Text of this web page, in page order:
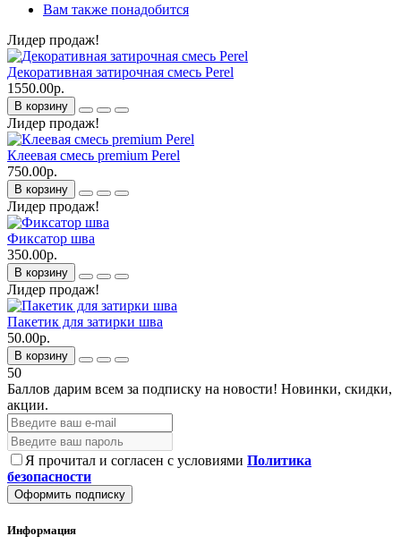
Вам также понадобится
Лидер продаж!
Декоративная затирочная смесь Perel
1550.00р.
В корзину
Лидер продаж!
Клеевая смесь premium Perel
750.00р.
В корзину
Лидер продаж!
Фиксатор шва
350.00р.
В корзину
Лидер продаж!
Пакетик для затирки шва
50.00р.
В корзину
50
Баллов дарим всем за подписку на новости! Новинки, скидки,
акции.
Я прочитал и согласен с условиями Политика
безопасности
Оформить подписку
Информация